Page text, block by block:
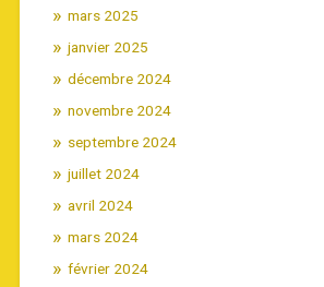
mars 2025
janvier 2025
décembre 2024
novembre 2024
septembre 2024
juillet 2024
avril 2024
mars 2024
février 2024